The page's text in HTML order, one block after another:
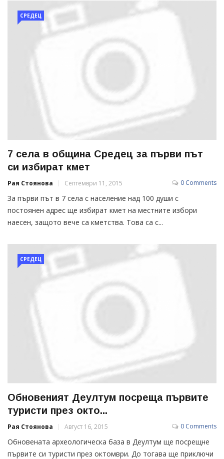
СРЕДЕЦ
7 села в община Средец за първи път
си избират кмет
Рая Стоянова Септември 11, 2015 0 Comments
За първи път в 7 села с население над 100 души с
постоянен адрес ще избират кмет на местните избори
наесен, защото вече са кметства. Това са с...
СРЕДЕЦ
Обновеният Деултум посреща първите
туристи през окто...
Рая Стоянова Август 16, 2015 0 Comments
Обновената археологическа база в Деултум ще посрещне
първите си туристи през октомври. До тогава ще приключи